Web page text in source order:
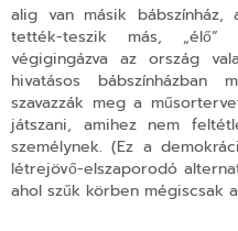
alig van másik
tették-teszik más, „élő”
végigingázva az ország
hivatásos bábszínházban
szavazzák meg a
játszani, amihez nem
személynek. (Ez a
létrejövő-elszaporodó
ahol szűk körben mégiscsak